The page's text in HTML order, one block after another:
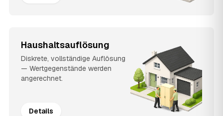
Haushaltsauflösung
Diskrete, vollständige Auflösung
— Wertgegenstände werden
angerechnet.
Details